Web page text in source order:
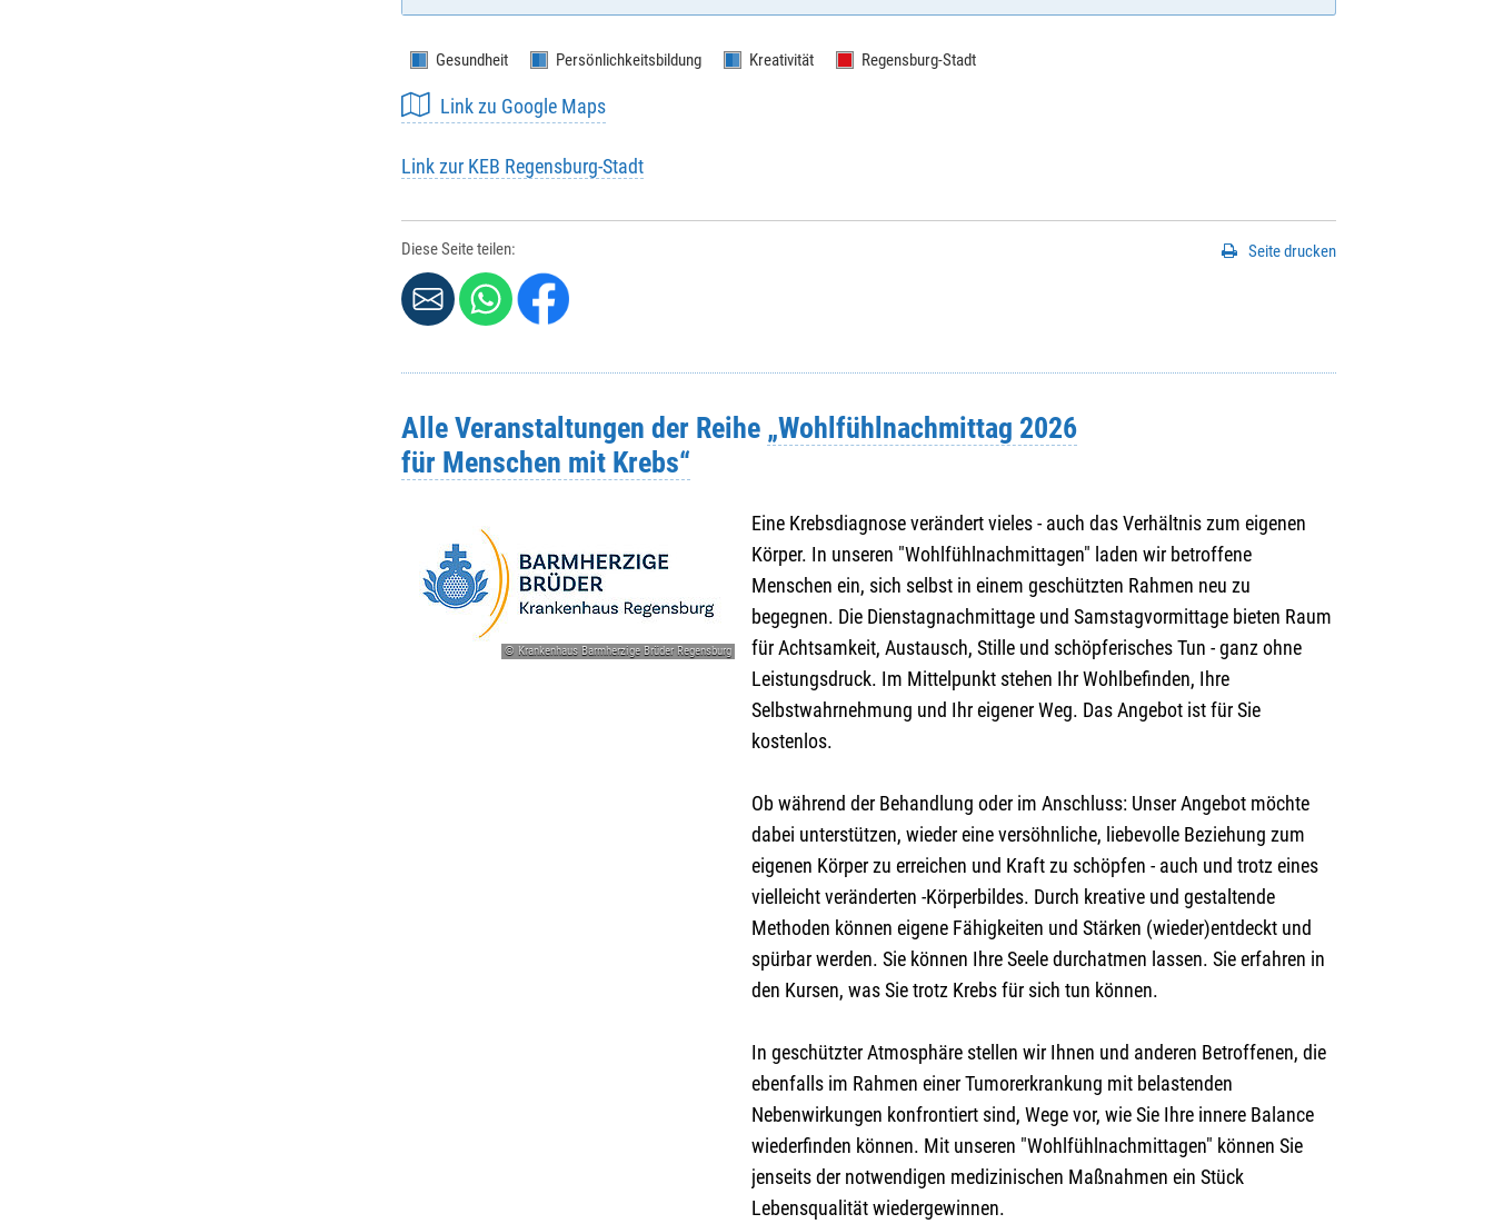
Gesundheit Persönlichkeitsbildung Kreativität Regensburg-Stadt
Link zu Google Maps
Link zur KEB Regensburg-Stadt
Diese Seite teilen: Seite drucken
Alle Veranstaltungen der Reihe „Wohlfühlnachmittag 2026
für Menschen mit Krebs“
© Krankenhaus Barmherzige Brüder Regensburg
Eine Krebsdiagnose verändert vieles - auch das Verhältnis zum eigenen
Körper. In unseren "Wohlfühlnachmittagen" laden wir betroffene
Menschen ein, sich selbst in einem geschützten Rahmen neu zu
begegnen. Die Dienstagnachmittage und Samstagvormittage bieten Raum
für Achtsamkeit, Austausch, Stille und schöpferisches Tun - ganz ohne
Leistungsdruck. Im Mittelpunkt stehen Ihr Wohlbefinden, Ihre
Selbstwahrnehmung und Ihr eigener Weg. Das Angebot ist für Sie
kostenlos.
Ob während der Behandlung oder im Anschluss: Unser Angebot möchte
dabei unterstützen, wieder eine versöhnliche, liebevolle Beziehung zum
eigenen Körper zu erreichen und Kraft zu schöpfen - auch und trotz eines
vielleicht veränderten -Körperbildes. Durch kreative und gestaltende
Methoden können eigene Fähigkeiten und Stärken (wieder)entdeckt und
spürbar werden. Sie können Ihre Seele durchatmen lassen. Sie erfahren in
den Kursen, was Sie trotz Krebs für sich tun können.
In geschützter Atmosphäre stellen wir Ihnen und anderen Betroffenen, die
ebenfalls im Rahmen einer Tumorerkrankung mit belastenden
Nebenwirkungen konfrontiert sind, Wege vor, wie Sie Ihre innere Balance
wiederfinden können. Mit unseren "Wohlfühlnachmittagen" können Sie
jenseits der notwendigen medizinischen Maßnahmen ein Stück
Lebensqualität wiedergewinnen.